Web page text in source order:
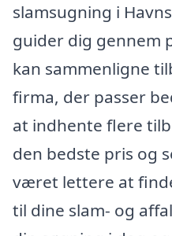
slamsugning i
guider dig gennem
kan sammenligne
firma, der passer
at indhente flere
den bedste pris og
været lettere at
til dine slam- og